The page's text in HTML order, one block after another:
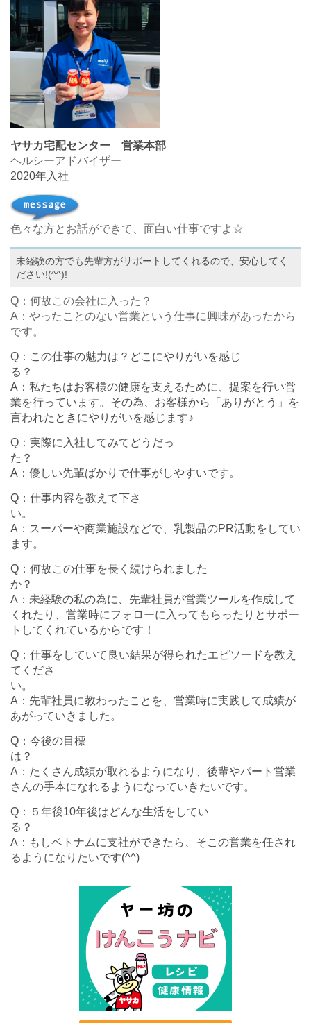
ヤサカ宅配センター 営業本部
ヘルシーアドバイザー
2020年入社
色々な方とお話ができて、面白い仕事ですよ☆
未経験の方でも先輩方がサポートしてくれるので、安心してく
ださい!(^^)!
Q：何故この会社に入った？
A：やったことのない営業という仕事に興味があったから
です。
Q：この仕事の魅力は？どこにやりがいを感じ
A：私たちはお客様の健康を支えるために、提案を行い営
業を行っています。その為、お客様から「ありがとう」を
言われたときにやりがいを感じます♪
Q：実際に入社してみてどうだっ
A：優しい先輩ばかりで仕事がしやすいです。
Q：仕事内容を教えて下さ
A：スーパーや商業施設などで、乳製品のPR活動をしてい
ます。
Q：何故この仕事を長く続けられました
A：未経験の私の為に、先輩社員が営業ツールを作成して
くれたり、営業時にフォローに入ってもらったりとサポー
トしてくれているからです！
Q：仕事をしていて良い結果が得られたエピソードを教え
てくださ
A：先輩社員に教わったことを、営業時に実践して成績が
あがっていきました。
Q：今後の目標
A：たくさん成績が取れるようになり、後輩やパート営業
さんの手本になれるようになっていきたいです。
Q：５年後10年後はどんな生活をしてい
A： もしベトナムに支社ができたら、そこの営業を任され
るようになりたいです(^^)